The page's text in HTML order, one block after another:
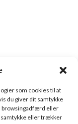
som cookies til at
du giver dit samtykke
browsingadfærd eller
samtykke eller trækker